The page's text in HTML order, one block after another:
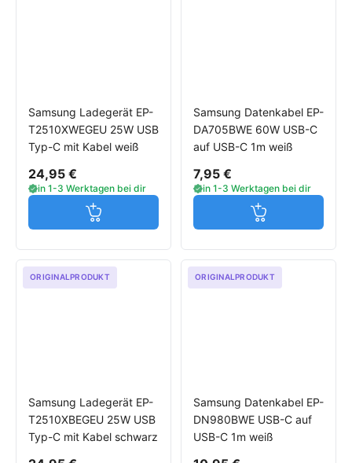
Samsung Ladegerät EP-
T2510XWEGEU 25W USB
Typ-C mit Kabel weiß
24,95 €
in 1-3 Werktagen bei dir
Jetzt in den Warenkorb
Samsung Datenkabel EP-
DA705BWE 60W USB-C
auf USB-C 1m weiß
7,95 €
in 1-3 Werktagen bei dir
Jetzt in den
ORIGINALPRODUKT
Samsung Ladegerät EP-
T2510XBEGEU 25W USB
Typ-C mit Kabel schwarz
ORIGINALPRODUKT
Samsung Datenkabel EP-
DN980BWE USB-C auf
USB-C 1m weiß